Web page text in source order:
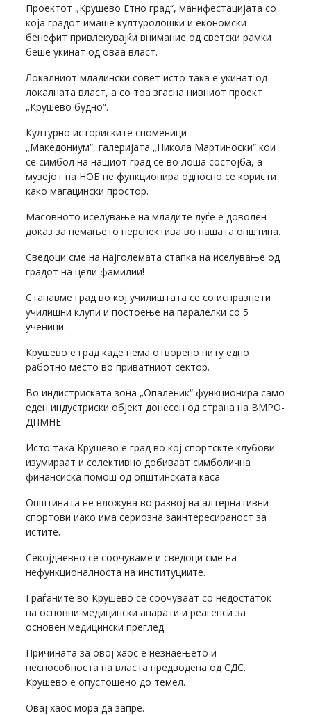
Проектот „Крушево Етно град“, манифестацијата со
која градот имаше културолошки и економски
бенефит привлекувајќи внимание од светски рамки
беше укинат од оваа власт.
Локалниот младински совет исто така е укинат од
локалната власт, а со тоа згасна нивниот проект
„Крушево будно“.
Културно историските споменици
„Македониум“, галеријата „Никола Мартиноски“ кои
се симбол на нашиот град се во лоша состојба, а
музејот на НОБ не функционира односно се користи
како магацински простор.
Масовното иселување на младите луѓе е доволен
доказ за немањето перспектива во нашата општина.
Сведоци сме на најголемата стапка на иселување од
градот на цели фамилии!
Станавме град во кој училиштата се со испразнети
училишни клупи и постоење на паралелки со 5
ученици.
Крушево е град каде нема отворено ниту едно
работно место во приватниот сектор.
Во индистриската зона „Опаленик“ функционира само
еден индустриски објект донесен од страна на ВМРО-
ДПМНЕ.
Исто така Крушево е град во кој спортскте клубови
изумираат и селективно добиваат симболична
финансиска помош од општинската каса.
Општината не вложува во развој на алтернативни
спортови иако има сериозна заинтересираност за
истите.
Секојдневно се соочуваме и сведоци сме на
нефункционалноста на институциите.
Граѓаните во Крушево се соочуваат со недостаток
на основни медицински апарати и реагенси за
основен медицински преглед.
Причината за овој хаос е незнаењето и
неспособноста на власта предводена од СДС.
Крушево е опустошено до темел.
Овај хаос мора да запре.